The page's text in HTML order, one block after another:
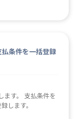
条件を一括登録
条件を
します。